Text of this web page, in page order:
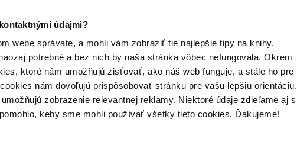
údajmi?
webe správate, a mohli vám zobraziť tie najlepšie tipy na knihy,
potrebné a bez nich by naša stránka vôbec nefungovala. Okrem
ktoré nám umožňujú zisťovať, ako náš web funguje, a stále ho pre
nám dovoľujú prispôsobovať stránku pre vašu lepšiu orientáciu.
zobrazenie relevantnej reklamy. Niektoré údaje zdieľame aj s
keby sme mohli používať všetky tieto cookies. Ďakujeme!